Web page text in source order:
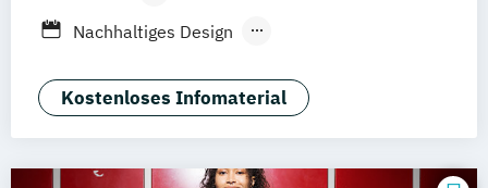
Berufsbegleitendes Präsenzstudium
Nachhaltiges Design
Nachhaltiges Design Management
Nachhaltiges Design Management
Kostenloses Infomaterial